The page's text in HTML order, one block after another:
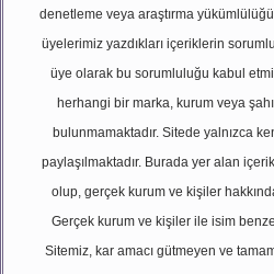
denetleme veya araştırma
üyelerimiz yazdıkları içeriklerin
üye olarak bu sorumluluğu kabul
herhangi bir marka, kurum veya
bulunmamaktadır. Sitede yalnızca
paylaşılmaktadır. Burada yer alan
olup, gerçek kurum ve kişiler
Gerçek kurum ve kişiler ile isim
Sitemiz, kar amacı gütmeyen ve